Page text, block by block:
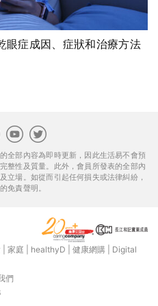
眼症成因、症狀和治療方法
全部內容為即時更新，因此生活易不會預
整性及質量。此外，會員所發表的全部內
立場。如從而引起任何損失或法律糾紛，
免責聲明。
家庭 healthyD 健康網購
Digital
們